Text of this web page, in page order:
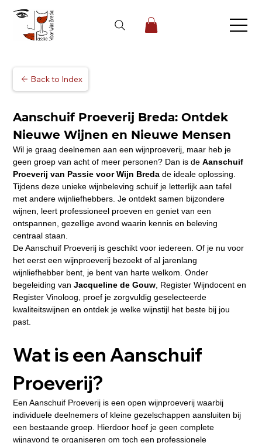
Back to Index
Aanschuif Proeverij Breda: Ontdek
Nieuwe Wijnen en Nieuwe Mensen
Wil je graag deelnemen aan een wijnproeverij, maar heb je
geen groep van acht of meer personen? Dan is de Aanschuif
Proeverij van Passie voor Wijn Breda de ideale oplossing.
Tijdens deze unieke wijnbeleving schuif je letterlijk aan tafel
met andere wijnliefhebbers. Je ontdekt samen bijzondere
wijnen, leert professioneel proeven en geniet van een
ontspannen, gezellige avond waarin kennis en beleving
centraal staan.
De Aanschuif Proeverij is geschikt voor iedereen. Of je nu voor
het eerst een wijnproeverij bezoekt of al jarenlang
wijnliefhebber bent, je bent van harte welkom. Onder
begeleiding van Jacqueline de Gouw, Register Wijndocent en
Register Vinoloog, proef je zorgvuldig geselecteerde
kwaliteitswijnen en ontdek je welke wijnstijl het beste bij jou
past.
Wat is een Aanschuif
Proeverij?
Een Aanschuif Proeverij is een open wijnproeverij waarbij
individuele deelnemers of kleine gezelschappen aansluiten bij
een bestaande groep. Hierdoor hoef je geen complete
wijnavond te organiseren om toch een professionele